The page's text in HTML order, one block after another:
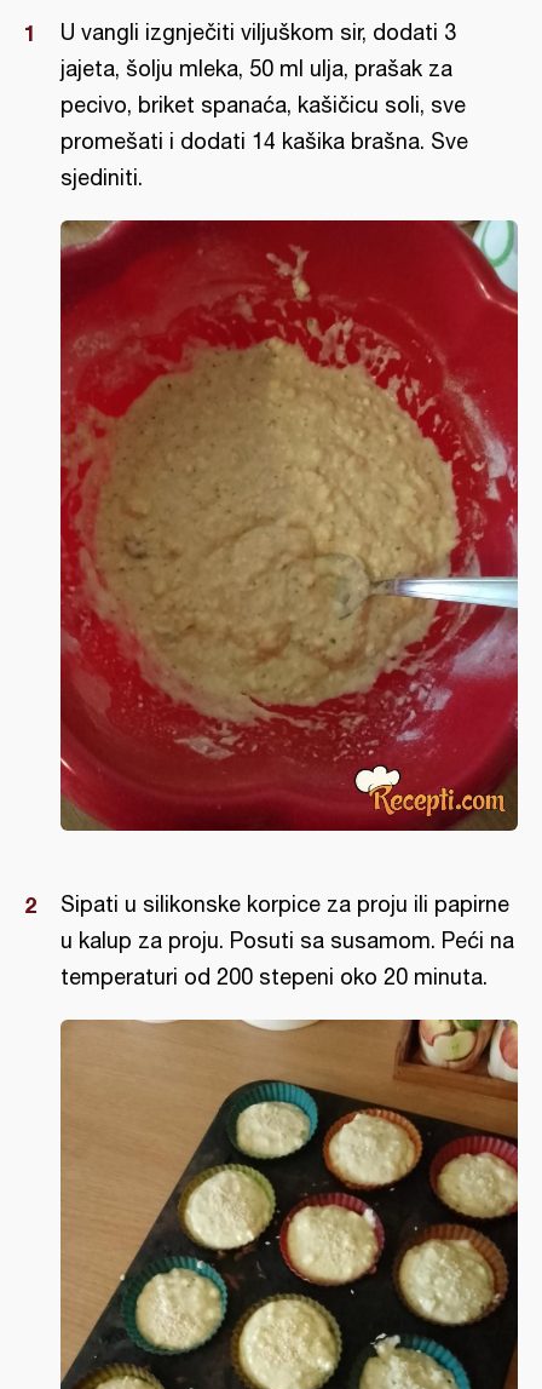
U vangli izgnječiti viljuškom sir, dodati 3
jajeta, šolju mleka, 50 ml ulja, prašak za
pecivo, briket spanaća, kašičicu soli, sve
promešati i dodati 14 kašika brašna. Sve
sjediniti.
Sipati u silikonske korpice za proju ili papirne
u kalup za proju. Posuti sa susamom. Peći na
temperaturi od 200 stepeni oko 20 minuta.